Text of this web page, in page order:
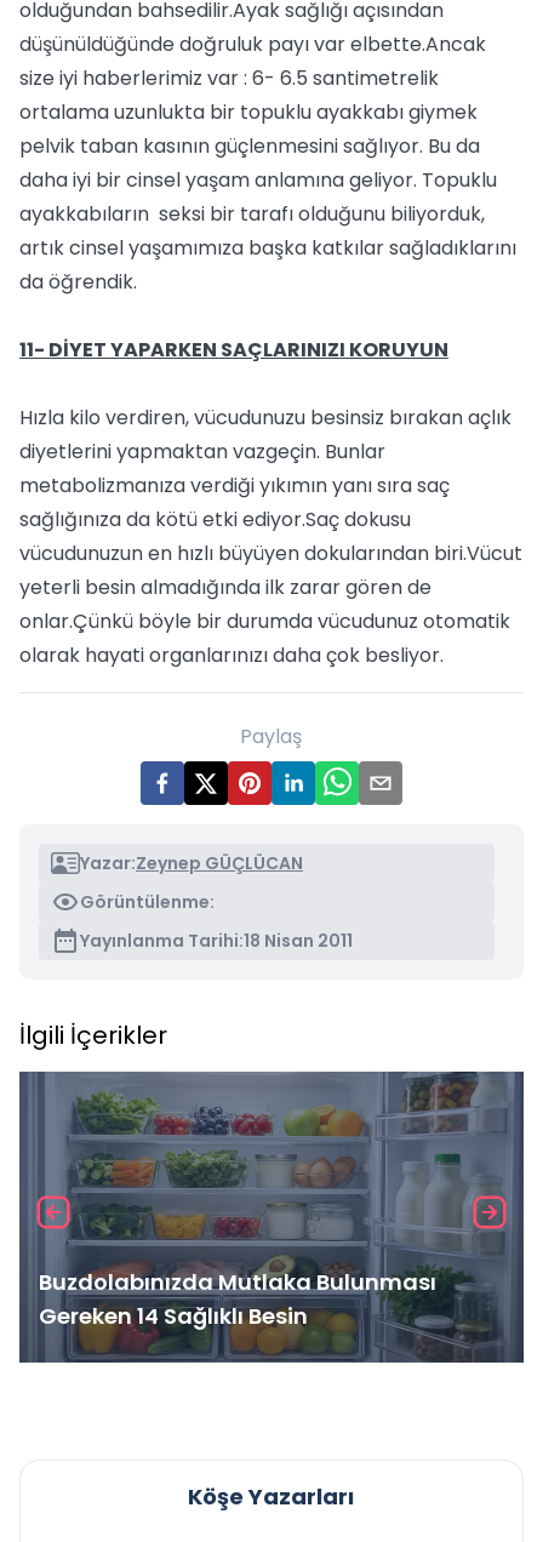
olduğundan bahsedilir.Ayak sağlığı açısından
düşünüldüğünde doğruluk payı var elbette.Ancak
size iyi haberlerimiz var : 6- 6.5 santimetrelik
ortalama uzunlukta bir topuklu ayakkabı giymek
pelvik taban kasının güçlenmesini sağlıyor. Bu da
daha iyi bir cinsel yaşam anlamına geliyor. Topuklu
ayakkabıların seksi bir tarafı olduğunu biliyorduk,
artık cinsel yaşamımıza başka katkılar sağladıklarını
da öğrendik.
11- DİYET YAPARKEN SAÇLARINIZI KORUYUN
Hızla kilo verdiren, vücudunuzu besinsiz bırakan açlık
diyetlerini yapmaktan vazgeçin. Bunlar
metabolizmanıza verdiği yıkımın yanı sıra saç
sağlığınıza da kötü etki ediyor.Saç dokusu
vücudunuzun en hızlı büyüyen dokularından biri.Vücut
yeterli besin almadığında ilk zarar gören de
onlar.Çünkü böyle bir durumda vücudunuz otomatik
olarak hayati organlarınızı daha çok besliyor.
Paylaş
Yazar:Zeynep GÜÇLÜCAN
Görüntülenme:
Yayınlanma Tarihi:18 Nisan 2011
İlgili İçerikler
Buzdolabınızda Mutlaka Bulunması
Gereken 14 Sağlıklı Besin
Köşe Yazarları